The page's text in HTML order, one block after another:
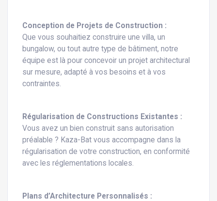
Conception de Projets de Construction :
Que vous souhaitiez construire une villa, un
bungalow, ou tout autre type de bâtiment, notre
équipe est là pour concevoir un projet architectural
sur mesure, adapté à vos besoins et à vos
contraintes.
Régularisation de Constructions Existantes :
Vous avez un bien construit sans autorisation
préalable ? Kaza-Bat vous accompagne dans la
régularisation de votre construction, en conformité
avec les réglementations locales.
Plans d’Architecture Personnalisés :